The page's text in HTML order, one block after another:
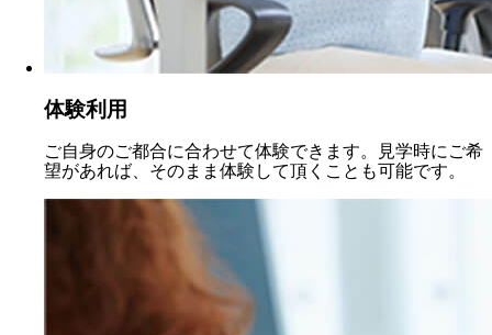
体験利用
ご自身のご都合に合わせて体験できます。見学時にご希
望があれば、そのまま体験して頂くことも可能です。